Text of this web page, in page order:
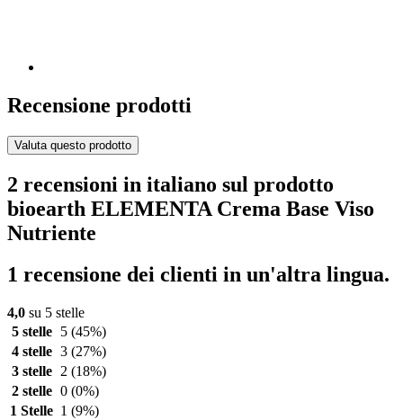
Recensione prodotti
Valuta questo prodotto
2 recensioni in italiano sul prodotto
bioearth ELEMENTA Crema Base Viso
Nutriente
1 recensione dei clienti in un'altra lingua.
4,0 su 5 stelle
5 stelle
5 (45%)
4 stelle 3 (27%)
3 stelle
2 (18%)
2 stelle 0 (0%)
1 Stelle 1 (9%)